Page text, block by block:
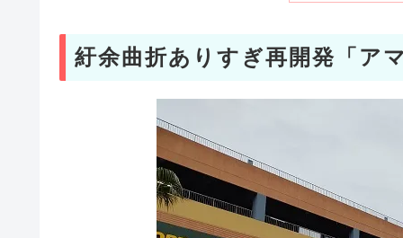
紆余曲折ありすぎ再開発「ア